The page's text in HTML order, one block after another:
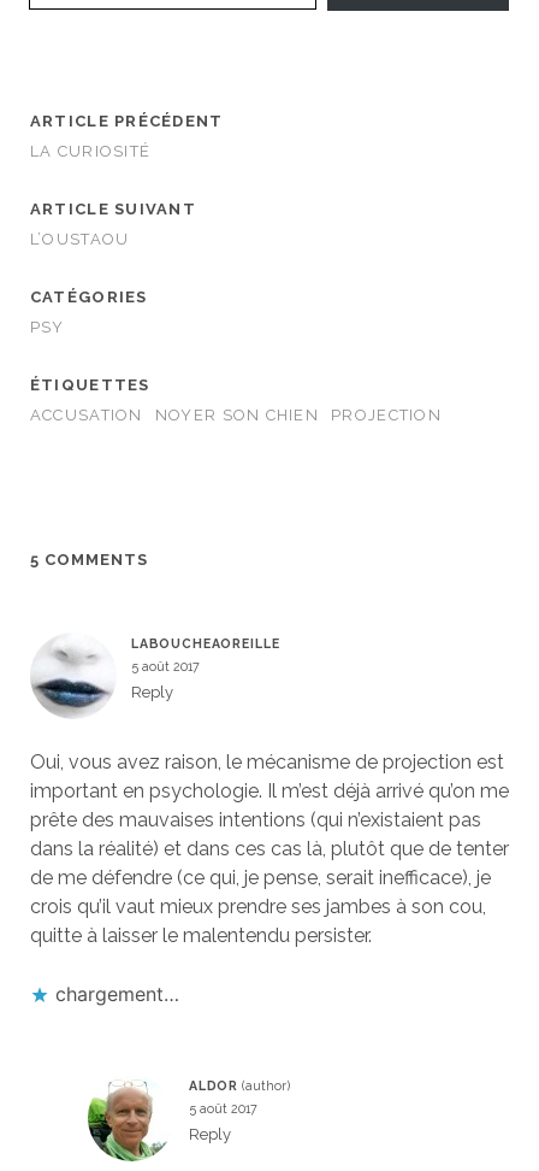
ARTICLE PRÉCÉDENT
LA CURIOSITÉ
ARTICLE SUIVANT
L’OUSTAOU
CATÉGORIES
PSY
ÉTIQUETTES
ACCUSATION
NOYER SON CHIEN PROJECTION
5 COMMENTS
LABOUCHEAOREILLE
5 août 2017
Reply
Oui, vous avez raison, le mécanisme de projection est
important en psychologie. Il m’est déjà arrivé qu’on me
prête des mauvaises intentions (qui n’existaient pas
dans la réalité) et dans ces cas là, plutôt que de tenter
de me défendre (ce qui, je pense, serait inefficace), je
crois qu’il vaut mieux prendre ses jambes à son cou,
quitte à laisser le malentendu persister.
chargement…
ALDOR
5 août 2017
Reply